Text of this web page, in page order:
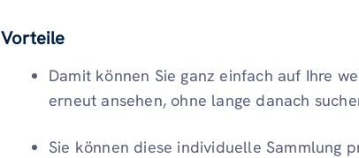
Vorteile
Damit können Sie ganz einfach auf Ihre
erneut ansehen, ohne lange danach
Sie können diese individuelle Sammlung